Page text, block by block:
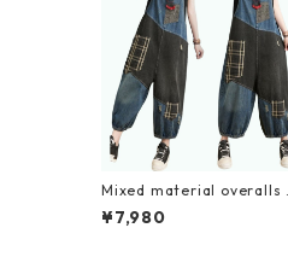
Mixed material overalls
0082
¥7,980